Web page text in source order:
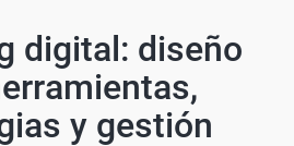
digital: diseño
y gestión